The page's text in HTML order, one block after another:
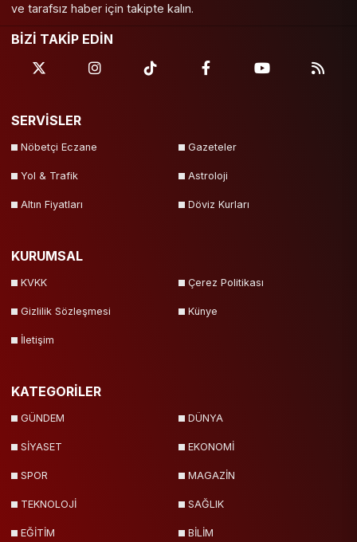
ve tarafsız haber için takipte kalın.
BİZİ TAKİP EDİN
SERVİSLER
Nöbetçi Eczane Gazeteler
Yol & Trafik Astroloji
Altın Fiyatları Döviz Kurları
KURUMSAL
KVKK Çerez Politikası
Gizlilik Sözleşmesi Künye
İletişim
KATEGORİLER
GÜNDEM DÜNYA
SİYASET EKONOMİ
SPOR MAGAZİN
TEKNOLOJİ SAĞLIK
EĞİTİM BİLİM